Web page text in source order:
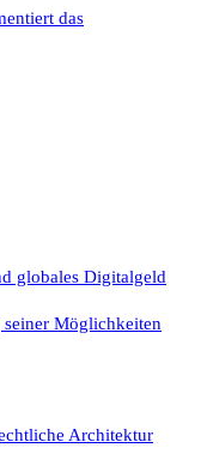
das
globales Digitalgeld
Möglichkeiten
Architektur